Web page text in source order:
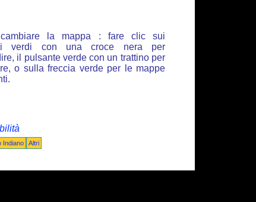
la mappa : fare clic sui
verdi con una croce nera per
il pulsante verde con un trattino per
o sulla freccia verde per le mappe
Indiano
Altri